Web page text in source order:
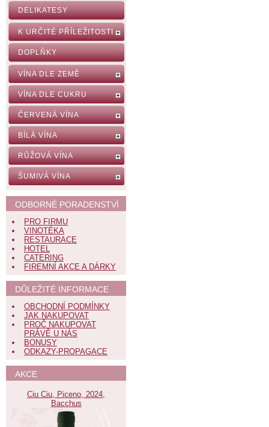
DELIKATESY
K URČITÉ PŘÍLEŽITOSTI
DOPLŇKY
VÍNA DLE ZEMĚ
VÍNA DLE CUKRU
ČERVENÁ VÍNA
BÍLÁ VÍNA
RŮŽOVÁ VÍNA
ŠUMIVÁ VÍNA
ODBORNÉ PORADENSTVÍ
PRO FIRMU
VINOTÉKA
RESTAURACE
HOTEL
CATERING
FIREMNÍ AKCE A DÁRKY
DŮLEŽITÉ INFORMACE
OBCHODNÍ PODMÍNKY
JAK NAKUPOVAT
PROČ NAKUPOVAT
PRÁVĚ U NÁS
BONUSY
ODKAZY-PROPAGACE
AKCE
Ciu Ciu, Piceno, 2024,
Bacchus